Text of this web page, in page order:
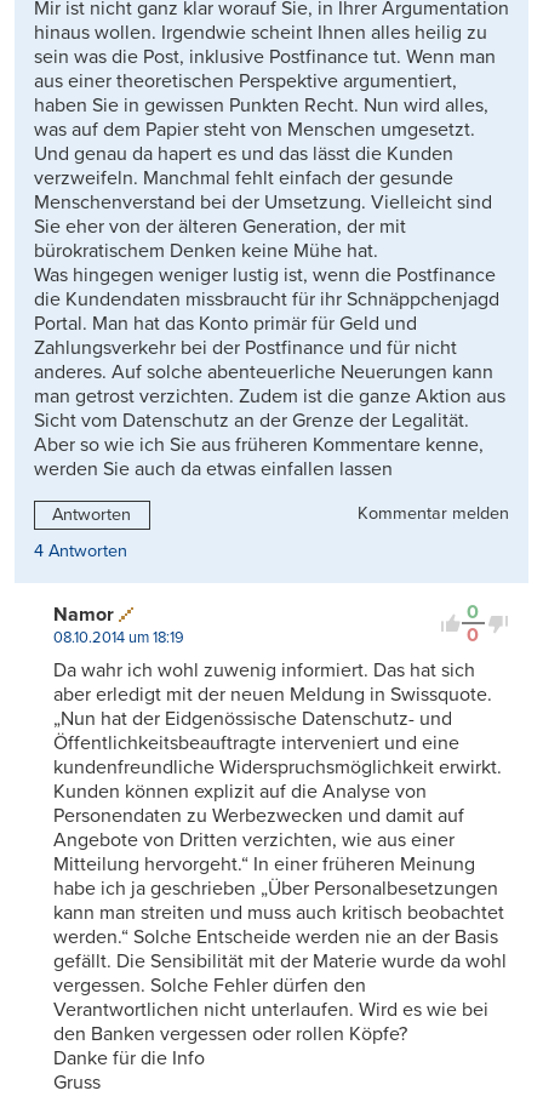
Mir ist nicht ganz klar worauf Sie, in Ihrer Argumentation
hinaus wollen. Irgendwie scheint Ihnen alles heilig zu
sein was die Post, inklusive Postfinance tut. Wenn man
aus einer theoretischen Perspektive argumentiert,
haben Sie in gewissen Punkten Recht. Nun wird alles,
was auf dem Papier steht von Menschen umgesetzt.
Und genau da hapert es und das lässt die Kunden
verzweifeln. Manchmal fehlt einfach der gesunde
Menschenverstand bei der Umsetzung. Vielleicht sind
Sie eher von der älteren Generation, der mit
bürokratischem Denken keine Mühe hat.
Was hingegen weniger lustig ist, wenn die Postfinance
die Kundendaten missbraucht für ihr Schnäppchenjagd
Portal. Man hat das Konto primär für Geld und
Zahlungsverkehr bei der Postfinance und für nicht
anderes. Auf solche abenteuerliche Neuerungen kann
man getrost verzichten. Zudem ist die ganze Aktion aus
Sicht vom Datenschutz an der Grenze der Legalität.
Aber so wie ich Sie aus früheren Kommentare kenne,
werden Sie auch da etwas einfallen lassen
Antworten
Kommentar melden
4 Antworten
0
0
Namor
08.10.2014 um 18:19
Da wahr ich wohl zuwenig informiert. Das hat sich
aber erledigt mit der neuen Meldung in Swissquote.
„Nun hat der Eidgenössische Datenschutz- und
Öffentlichkeitsbeauftragte interveniert und eine
kundenfreundliche Widerspruchsmöglichkeit erwirkt.
Kunden können explizit auf die Analyse von
Personendaten zu Werbezwecken und damit auf
Angebote von Dritten verzichten, wie aus einer
Mitteilung hervorgeht.“ In einer früheren Meinung
habe ich ja geschrieben „Über Personalbesetzungen
kann man streiten und muss auch kritisch beobachtet
werden.“ Solche Entscheide werden nie an der Basis
gefällt. Die Sensibilität mit der Materie wurde da wohl
vergessen. Solche Fehler dürfen den
Verantwortlichen nicht unterlaufen. Wird es wie bei
den Banken vergessen oder rollen Köpfe?
Danke für die Info
Gruss